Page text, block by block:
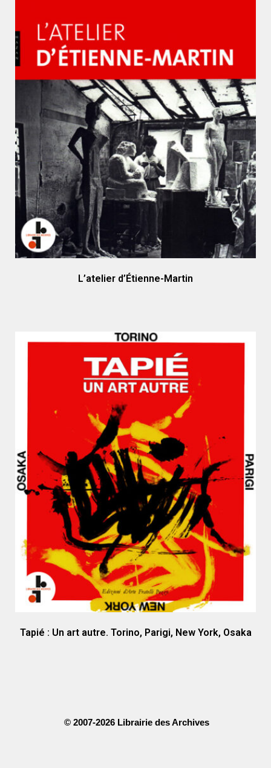
L’atelier d’Étienne-Martin
Tapié : Un art autre. Torino, Parigi, New York, Osaka
© 2007-2026 Librairie des Archives